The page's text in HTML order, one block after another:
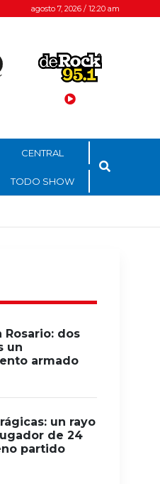
agosto 7, 2026 / 12:20 am
CENTRAL
TODO SHOW
Rosario: dos
un
armado
un rayo
de 24
partido